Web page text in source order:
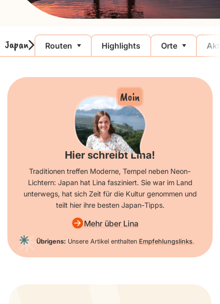
Japan Routen Highlights Orte
Moin
Hier schreibt Lina!
Traditionen treffen Moderne, Tempel neben Neon-
Lichtern: Japan hat Lina fasziniert. Sie war im Land
unterwegs, hat sich Zeit für die Kultur genommen und
teilt hier ihre besten Japan-Tipps.
Mehr über Lina
Übrigens: Unsere Artikel enthalten Empfehlungslinks.